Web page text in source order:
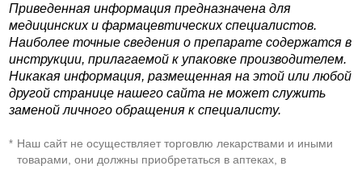
Приведенная информация предназначена для
медицинских и фармацевтических специалистов.
Наиболее точные сведения о препарате содержатся в
инструкции, прилагаемой к упаковке производителем.
Никакая информация, размещенная на этой или любой
другой странице нашего сайта не может служить
заменой личного обращения к специалисту.
* Наш сайт не осуществляет торговлю лекарствами и иными
товарами, они должны приобретаться в аптеках, в